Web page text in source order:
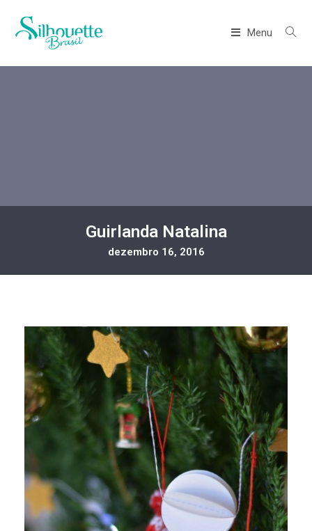
Menu
Guirlanda Natalina
dezembro 16, 2016